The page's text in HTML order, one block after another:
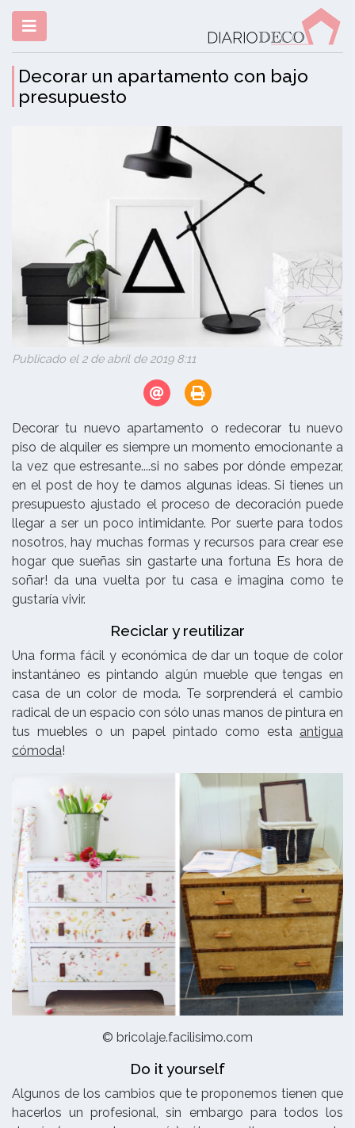
Decorar un apartamento con bajo
presupuesto
Publicado el 2 de abril de 2019 8:11
Decorar tu nuevo apartamento o redecorar tu nuevo
piso de alquiler es siempre un momento emocionante a
la vez que estresante....si no sabes por dónde empezar,
en el post de hoy te damos algunas ideas. Si tienes un
presupuesto ajustado el proceso de decoración puede
llegar a ser un poco intimidante. Por suerte para todos
nosotros, hay muchas formas y recursos para crear ese
hogar que sueñas sin gastarte una fortuna Es hora de
soñar! da una vuelta por tu casa e imagina como te
gustaría vivir.
Reciclar y reutilizar
Una forma fácil y económica de dar un toque de color
instantáneo es pintando algún mueble que tengas en
casa de un color de moda. Te sorprenderá el cambio
radical de un espacio con sólo unas manos de pintura en
tus muebles o un papel pintado como esta antigua
cómoda!
© bricolaje.facilisimo.com
Do it yourself
Algunos de los cambios que te proponemos tienen que
hacerlos un profesional, sin embargo para todos los